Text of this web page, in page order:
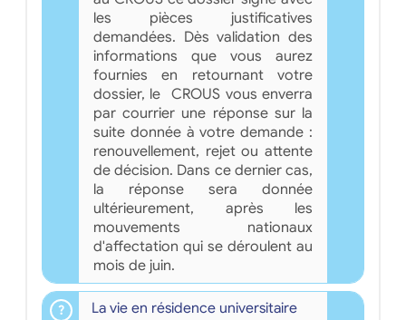
les pièces justificatives
demandées. Dès validation des
informations que vous aurez
fournies en retournant votre
dossier, le CROUS vous enverra
par courrier une réponse sur la
suite donnée à votre demande :
renouvellement, rejet ou attente
de décision. Dans ce dernier cas,
la réponse sera donnée
ultérieurement, après les
mouvements nationaux
d'affectation qui se déroulent au
mois de juin.
La vie en résidence universitaire